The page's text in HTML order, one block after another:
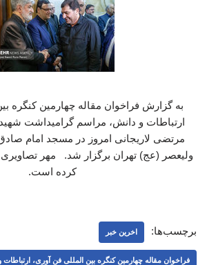
به گزارش فراخوان مقاله چهارمین کنگره
ارتباطات و دانش، مراسم گرامیداشت
مرتضی لاریجانی امروز در مسجد امام
ولیعصر (عج) تهران برگزار شد. مهر تصاویری
کرده است.
برچسب‌ها: اخرین خبر
فراخوان مقاله چهارمین کنگره بین المللی فن آوری،